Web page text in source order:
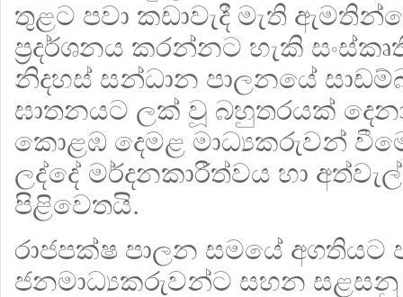
තුළට පවා කඩාවැදී මැති
ප්‍රදර්ශනය කරන්නට හැකි
නිදහස් සන්ධාන පාලනයේ
ඝාතනයට ලක් වූ බහුතරයක්
කොළඹ දෙමළ මාධ්‍යකරුවන්
ලද්දේ මර්දනකාරීත්වය හා අත්වැල්
පිළිවෙතයි.
රාජපක්ෂ පාලන සමයේ අගතියට
ජනමාධ්‍යකරුවන්ට සහන සළසනු